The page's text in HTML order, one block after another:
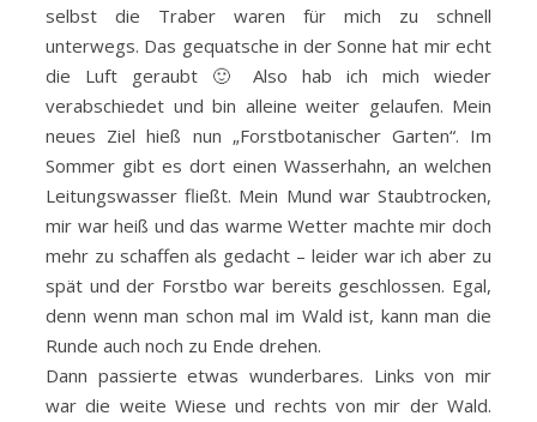
selbst die Traber waren für mich zu schnell
unterwegs. Das gequatsche in der Sonne hat mir echt
die Luft geraubt 🙂 Also hab ich mich wieder
verabschiedet und bin alleine weiter gelaufen. Mein
neues Ziel hieß nun „Forstbotanischer Garten“. Im
Sommer gibt es dort einen Wasserhahn, an welchen
Leitungswasser fließt. Mein Mund war Staubtrocken,
mir war heiß und das warme Wetter machte mir doch
mehr zu schaffen als gedacht – leider war ich aber zu
spät und der Forstbo war bereits geschlossen. Egal,
denn wenn man schon mal im Wald ist, kann man die
Runde auch noch zu Ende drehen.
Dann passierte etwas wunderbares. Links von mir
war die weite Wiese und rechts von mir der Wald.